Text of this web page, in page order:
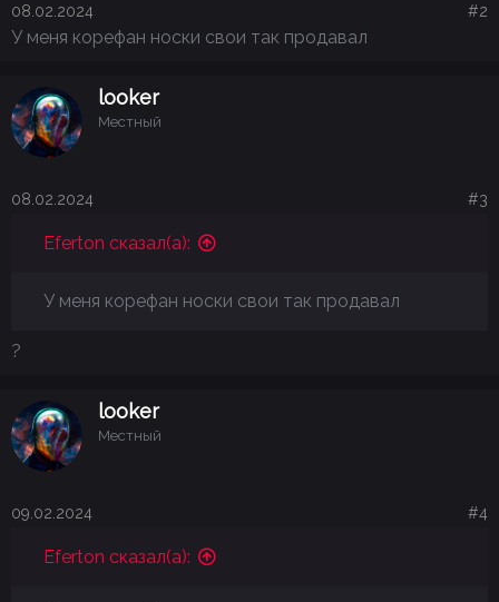
08.02.2024 #2
У меня корефан носки свои так продавал
looker
Местный
08.02.2024 #3
Eferton сказал(а):
У меня корефан носки свои так продавал
?
looker
Местный
09.02.2024 #4
Eferton сказал(а):